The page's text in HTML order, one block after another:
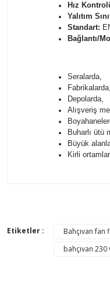
Hız
Yalıtım
Standart:
Bağlantı/
Seralarda,
Fabrikalarda,
Depolarda,
Alışveriş
Buharlı ütü
Büyük
Kirli
Ürün
Etiketler : Bahçıvan fan
bahçıvan